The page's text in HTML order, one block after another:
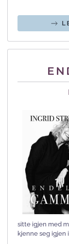
sitte igjen med
kjenne seg igjen